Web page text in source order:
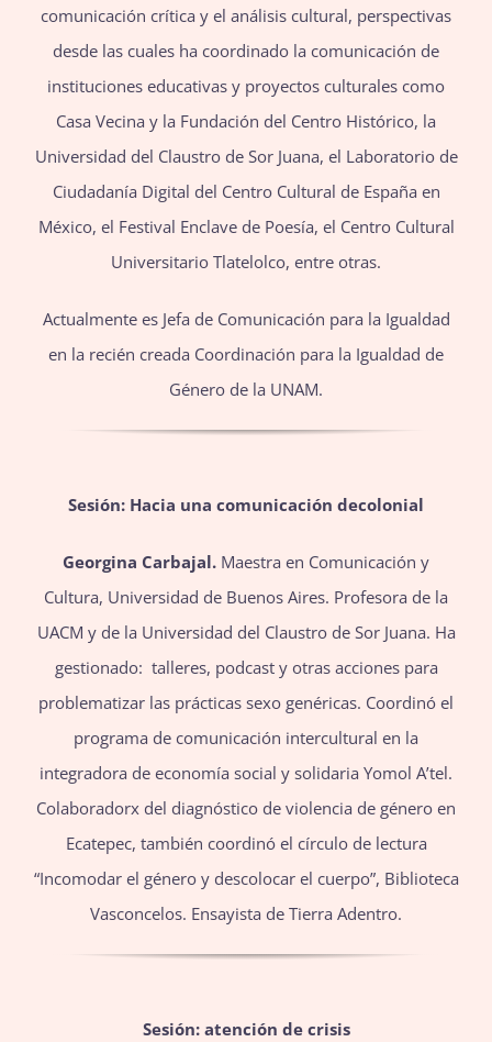
comunicación crítica y el análisis cultural, perspectivas
desde las cuales ha coordinado la comunicación de
instituciones educativas y proyectos culturales como
Casa Vecina y la Fundación del Centro Histórico, la
Universidad del Claustro de Sor Juana, el Laboratorio de
Ciudadanía Digital del Centro Cultural de España en
México, el Festival Enclave de Poesía, el Centro Cultural
Universitario Tlatelolco, entre otras.
Actualmente es Jefa de Comunicación para la Igualdad
en la recién creada Coordinación para la Igualdad de
Género de la UNAM.
Sesión: Hacia una comunicación decolonial
Georgina Carbajal. Maestra en Comunicación y
Cultura, Universidad de Buenos Aires. Profesora de la
UACM y de la Universidad del Claustro de Sor Juana. Ha
gestionado: talleres, podcast y otras acciones para
problematizar las prácticas sexo genéricas. Coordinó el
programa de comunicación intercultural en la
integradora de economía social y solidaria Yomol A’tel.
Colaboradorx del diagnóstico de violencia de género en
Ecatepec, también coordinó el círculo de lectura
“Incomodar el género y descolocar el cuerpo”, Biblioteca
Vasconcelos. Ensayista de Tierra Adentro.
Sesión: atención de crisis